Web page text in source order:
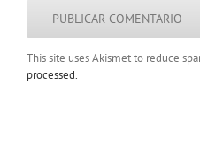
This site uses Akismet to reduce
processed.